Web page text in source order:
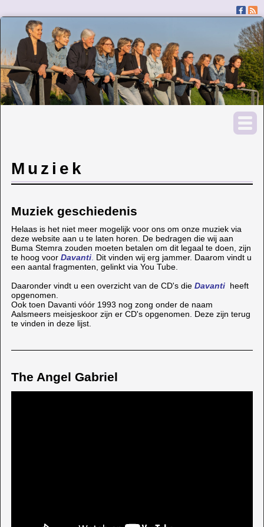
Muziek
Muziek geschiedenis
Helaas is het niet meer mogelijk voor ons om onze muziek via
deze website aan u te laten horen. De bedragen die wij aan
Buma Stemra zouden moeten betalen om dit legaal te doen, zijn
te hoog voor Davanti. Dit vinden wij erg jammer. Daarom vindt u
een aantal fragmenten, gelinkt via You Tube.
Daaronder vindt u een overzicht van de CD's die Davantiheeft
opgenomen.
Ook toen Davanti vóór 1993 nog zong onder de naam
Aalsmeers meisjeskoor zijn er CD's opgenomen. Deze zijn terug
te vinden in deze lijst.
The Angel Gabriel